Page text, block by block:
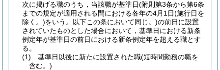
次に掲げる職のうち，当該職が基準日(附則第3条から第6条
までの規定が適用される間における各年の4月1日(施行日を
除く。)をいう。以下この条において同じ。)の前日に設置
されていたものとした場合において，基準日における新条
例定年が基準日の前日における新条例定年を超える職とす
る。
(1)
基準日以後に新たに設置された職(短時間勤務の職を
含む。)